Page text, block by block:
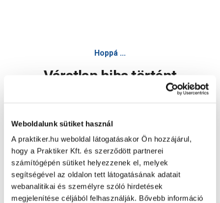
Weboldalunk sütiket használ
A praktiker.hu weboldal látogatásakor Ön hozzájárul,
hogy a Praktiker Kft. és szerződött partnerei
számítógépén sütiket helyezzenek el, melyek
segítségével az oldalon tett látogatásának adatait
webanalitikai és személyre szóló hirdetések
megjelenítése céljából felhasználják. Bővebb információ
Hoppá ...
Váratlan hiba történt
Oldal újratöltése